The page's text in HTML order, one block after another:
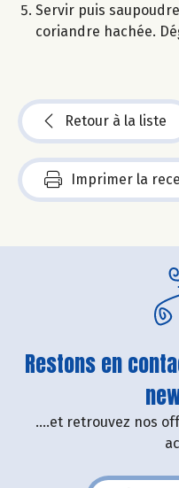
Servir puis
coriandre hachée.
Retour à la liste
Imprimer la
Restons en
....et retrouvez nos